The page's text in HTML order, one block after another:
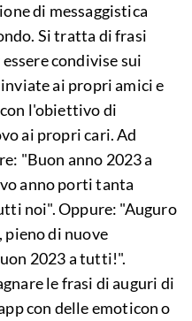
di messaggistica
Si tratta di frasi
condivise sui
ai propri amici e
l'obiettivo di
ai propri cari. Ad
"Buon anno 2023 a
anno porti tanta
noi". Oppure: "Auguro
pieno di nuove
2023 a tutti!".
le frasi di auguri di
con delle emoticon o